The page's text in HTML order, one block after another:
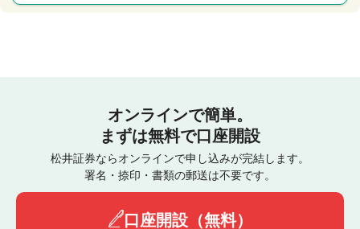
オンラインで簡単。
まずは無料で口座開設
松井証券ならオンラインで申し込みが完結します。
署名・捺印・書類の郵送は不要です。
口座開設（無料）